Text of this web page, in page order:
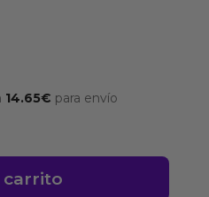
14.65€ para envío
carrito